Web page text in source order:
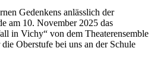
Gedenkens anlässlich der
am 10. November 2025 das
in Vichy“ von dem Theaterensemble
Oberstufe bei uns an der Schule